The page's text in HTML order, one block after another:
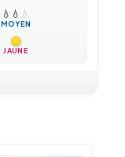
💧 💧 💧
MOYEN
JAUNE